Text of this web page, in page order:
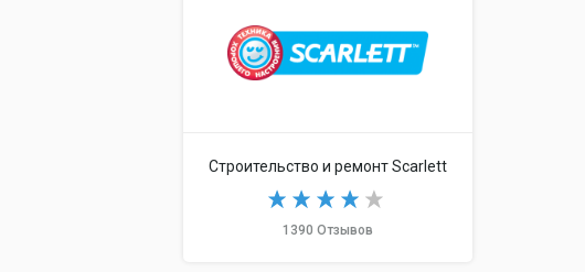
Строительство и ремонт Scarlett
1390 Отзывов